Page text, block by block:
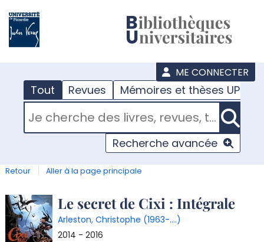
ME CONNECTER
Tout Revues Mémoires et thèses UPJV
RECHERCHER DANS "TOUT"
Recherche avancée
Retour Aller à la page principale
Détail
document
Le secret de Cixi : Intégrale
Arleston, Christophe (1963-....)
2014 - 2016